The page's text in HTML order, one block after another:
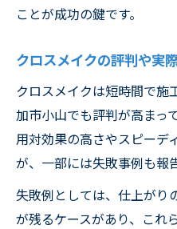
ことが成功の鍵です。
クロスメイクの評判や実
クロスメイクは短時間で施
加市小山でも評判が高まっ
用対効果の高さやスピーデ
が、一部には失敗事例も報
失敗例としては、仕上がり
が残るケースがあり、これ